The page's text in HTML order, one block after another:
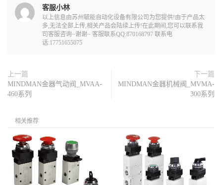
客服小林
以上信息由苏州毓能自动化设备有限公司为您提供!由于产品太
多,无法全部上传,相关产品会陆续上传!在此期间,您可以联系我
司客服咨询~谢谢~ 客服联系QQ:870168797 联系电
话:17751655075
上一篇
MINDMAN金器气动阀_MVAA-
460系列
下一篇
MINDMAN金器机械阀_MVMA-
300系列
相关推荐